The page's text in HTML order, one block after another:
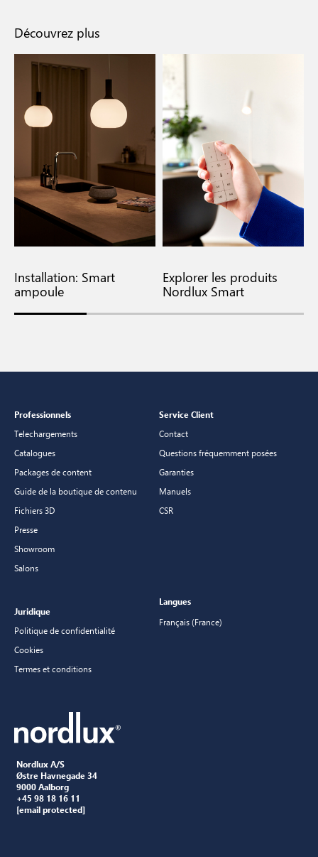
Découvrez plus
Installation: Smart
ampoule
Explorer les produits
Nordlux Smart
Nordlux A/S
Østre Havnegade 34
9000 Aalborg
+45 98 18 16 11
[email protected]
Professionnels
Telechargements
Catalogues
Packages de content
Guide de la boutique de contenu
Fichiers 3D
Presse
Showroom
Salons
Service Client
Contact
Questions fréquemment posées
Garanties
Manuels
CSR
Juridique
Politique de confidentialité
Cookies
Termes et conditions
Langues
Français (France)